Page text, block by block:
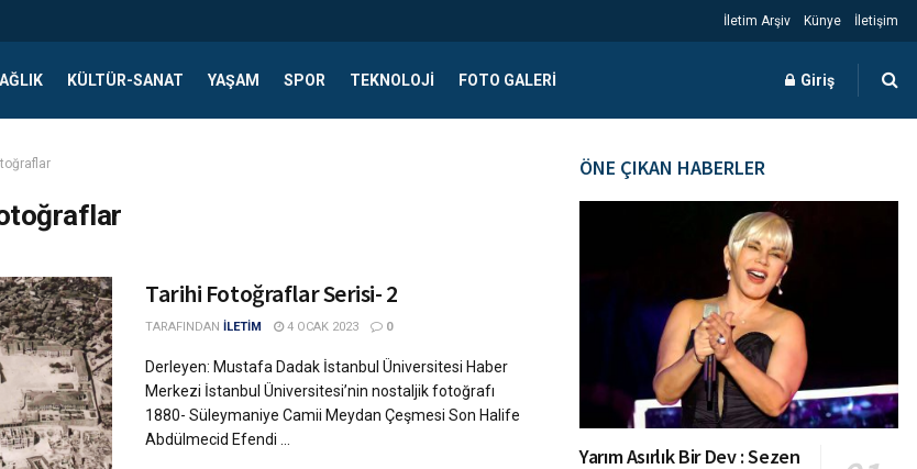
İletim Arşiv Künye İletişim
KÜLTÜR-SANAT YAŞAM SPOR TEKNOLOJI FOTO GALERI Giriş
Tarihi Fotoğraflar Serisi- 2
TARAFINDAN İLETİM 4 OCAK 2023 0
Derleyen: Mustafa Dadak İstanbul Üniversitesi Haber
Merkezi İstanbul Üniversitesi’nin nostaljik fotoğrafı
1880- Süleymaniye Camii Meydan Çeşmesi Son Halife
Abdülmecid Efendi ...
ÖNE ÇIKAN HABERLER
Yarım Asırlık Bir Dev : Sezen